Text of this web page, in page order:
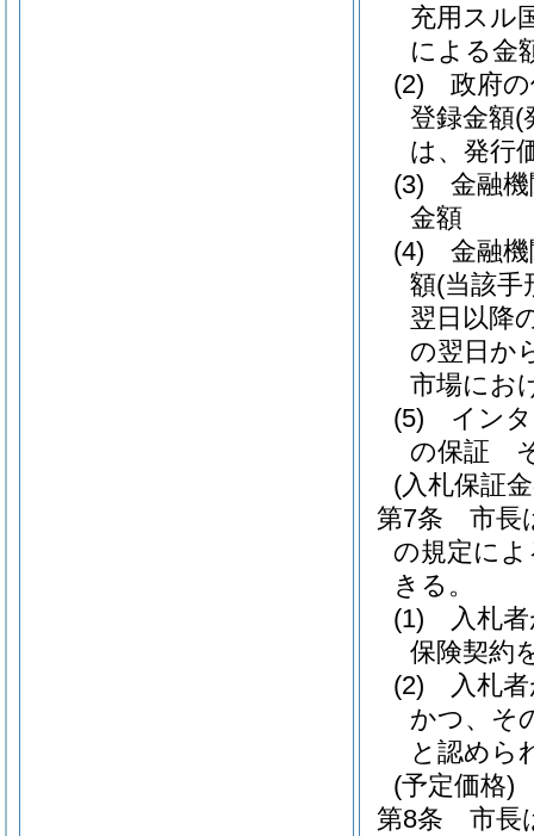
充用スル
による金
(2)
政府
登録金額(
は、発行
(3)
金融
金額
(4)
金融
額(当該手
翌日以降
の翌日か
市場にお
(5)
イン
の保証
(入札保証
第7条
市長
の規定に
きる。
(1)
入札
保険契約
(2)
入札
かつ、そ
と認めら
(予定価格)
第8条
市長